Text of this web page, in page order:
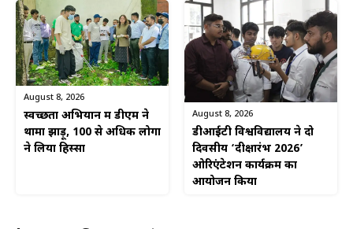
August 8, 2026
स्वच्छता अभियान में डीएम ने
थामा झाड़ू, 100 से अधिक लोगों
ने लिया हिस्सा
August 8, 2026
डीआईटी विश्वविद्यालय ने दो
दिवसीय ‘दीक्षारंभ 2026’
ओरिएंटेशन कार्यक्रम का
आयोजन किया